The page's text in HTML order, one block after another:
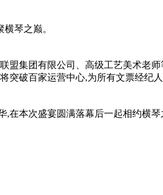
琴之巅。
集团有限公司、高级工艺美术老
突破百家运营中心,为所有文票经纪
,在本次盛宴圆满落幕后一起相约横